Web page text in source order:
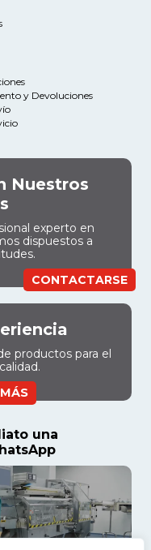
y Devoluciones
Nuestros
experto en
dispuestos a
CONTACTARSE
productos para el
una